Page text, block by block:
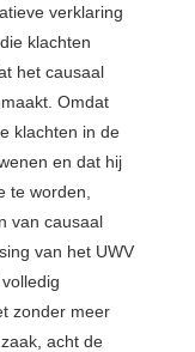
verklaring
klachten
het causaal
Omdat
klachten in de
en dat hij
te worden,
van causaal
van het UWV
zonder meer
acht de